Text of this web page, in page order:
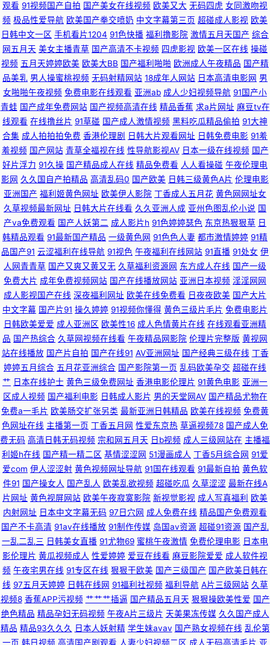
月一本 伊人婷97 伊人久久伊人 亚洲一本道色 先锋影音av资源网 最新浮力网
址公 92AV免费看 超碰在线91人人操 国产精品午夜啪啪视频 久久伊人青草
日韩精品自拍1 日韩综合在线精品 日韩色网欧美 91伊人视频 韩剧网91tv 青
色下载 91超碰在线大熏蕉 91啦中文在线观看 草草女人院 精品国产资源 欧美
日韩第一色 欧美色图传媒 欧美十二区 日韩淫网区收藏 桃色伊人第20页 桃花
91 探花AB 深夜福利一区 91夫妻交换论坛 国产婷婷视频39页 日韩第一页 少
妇无码一区日韩 香蕉青草伊 在线观看网站黄 91AV电影 91n免费在线 91官方
视频网站 av无码第一页 99久久无码囯产精品 超碰成人网 黑丝www国产 精
东AV传媒 91人人操超碰 成人五区 福利社17p 国产欧美一区视频 91九色蝌蚪
熟女露脸 TS人妖做爱在线观看 国内精品区 黃色網五月天偷拍 美女美图欧美
成人69 欧美专区在线 色网址大全亚洲天堂 91豆花视频免费观看 亚洲日逼网
站 五月婷六月花 97人妻人人色 亚洲日韩在线东方AV 91prom永久地址 91大
片免费观看 91国产微拍 超碰91直播 国产一区二区成人网 五月天爱婷婷 最新
亚洲分区电影更新 国产精品干在线 国模吧一区二区日日干 精品欧美色综合
久久精品超碰 日屄视频网 少妇精品一区二区三区 影音先锋av妇女 99艹在线
观看 精品久久中文人妻免费 久久伊人色色 人人操人人舔国产 日韩在线色图
观看 久久AV 深夜成人AV网 亚洲色第一页 影音先锋中文字幕日 91在线永久
观看直播 国产自产精品一区精品 久久嫩草精品久 欧美性爱导航 日本黑人2人
的天堂 影音先锋AV色 91jiuyi 超碰97A片 九久综艺香蕉 日韩有骂码中文字幕
观看 91视频国产自拍 国产美女在线视频 欧美又大 无码四虎 女同激吻视
频 极品性爱导航 欧美国产拳交喷奶 中文字幕第三页 超碰成人影视 欧美
日韩中文一区 手机看片1204 91色快播 福利撸影院 激情五月天国产 综合
网五月天 美女主播青草 国产高清不卡视频 四虎影视 欧美一区在线 操碰
视频 五月天婷婷欧美 欧美大BB 国产福利啪啪 欧洲成人午夜精品 国产精
品美乳 男人操蜜桃视频 无码射精网站 18成年人网站 日本高清电影网 男
女啪啪午夜视频 免费电影在线观看 亚洲ab 成人少妇视频导航 91国产小
青蛙 国产成年免费网站 国产视频高清在线 精品香蕉 求a片网址 麻豆tv在
线观看 在线撸丝片 91草碰 国产成人激情视频 黑料吃瓜精品偷拍 91大神
合集 成人拍拍拍免费 香港伦理剧 日韩大片观看网址 日韩免费电影 91羞
羞视频 国产网站 青草全福视在线 性导航影视AV 日本一级在线视频 国产
好片浮力 91久操 国产精品成人在线 精品免费看 人人看操碰 午夜伦理电
影网 久久国自产拍精品 高清乱码0 国产欧美 日韩三级黄色A片 伦理电影
亚洲国产 福利姬黄色网址 欧美伊人影院 丁香成人五月花 黄色网网址女
久草视频最新网址 日韩大片在线看 久久亚洲人成 亚州色图乱伦小说 国
产va免费观看 国产人妖第二 成人影片h 91色婷婷瑟色 东京热狠狠草 日
韩精品观看 91最新国产精品 一级黄色网 91色色人妻 都市激情婷婷 91精
品国产91 云涩福利在线导航 91视色 午夜福利在线网站 91直播 91处女 伊
人网青青草 国产又爽又黄又无 久草福利资源网 东方成人在线 国产一级
免费大片 成年免费视频网站 国产在线播放网站 亚洲日本视频 淫淫网网
成人影视国产在线 深夜福利网址 欧美在线免费看 日夜夜欧美 国产大片
中文字幕 国产片91 操久婷婷 91视频你懂得 黄色三级片毛片 免费电影片
日韩欧美爱爱 成人亚洲区 欧美性16 成人色情黄片在线 在线观看亚洲精
品 国产热综合 久草网视频在线看 午夜精品网影院 伦理片完整版 黄视网
站在线播放 国产片自拍 国产在线91 AV亚洲网址 国产经典三级在线 丁香
婷婷五月综合 五月花亚洲综合 国产影院第一页 乱码欧美孕交 超碰在线
艹 日本在线护士 黄色三级免费网址 香港电影伦理片 91黄色电影 亚洲一
区成人视频 国产福利电影 日韩成人影片 男的天堂网AV 国产精品尤物在
免费a一毛片 欧美肠交扩张另类 最新亚洲日韩精品 欧美在线视频 免费黄
色网址在线 主播第一页 丁香五月网 性爱东京热 草逼视频78 国产成人免
费无码 高清日韩无码视频 宗和网五月天 日b视频 成人三级网站在 主播福
利姬h在线 国产精一精二区 基情涩涩网 51漫画成人 丁香5月综合网 91爱
爱com 伊人涩涩射 黄色视频网址导航 91国在线观看 91最新自拍 黄色软
件91 国产操女人 国产乱人 欧美乱欲视频 超碰吃瓜 久草涩涩 最新在线A
片网址 黄色视屏网站 欧美午夜寂寞影院 新视觉影视 成人写真福利
欧美
内射网址 日本中文字幕无码 97日穴网 成人免费在线 精品国产免费观看
国产不卡高清 91av在线播放 91制作传媒 岛国av资源 超碰91资源 国产乱
一乱二乱三 日韩美女直播 91尤物69 蜜桃午夜激情 免费伦理电影 日本电
影伦理片 黄瓜视频成人 性爱婷婷 爱豆在线看 麻豆影院爱爱 成人软件视
频 午夜宅男在线 91专区在线 狠狠干欧美 国产三级国产 国产欧美日韩在
线 97五月天婷婷 日韩在线网 91福利社视频 福利导航 A片三级网站 久草
视频8 香蕉APP污视频 艹艹艹插逼 国产精品五月天 狠狠操欧美性爱 国产
绝色精品 精品孕妇无码视频 午夜A片三级片 天美果冻传媒 久久国产成人
精品 精品93久久久 日本人妖射精 学生妹avav 国产熟女视频在线 乱伦第
一页 韩日视频 高清国产剧观看 人妻少妇视频二区 成人无码高清毛片 亚